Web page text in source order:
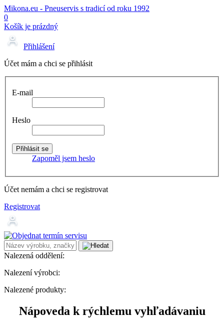
Mikona.eu - Pneuservis s tradicí od roku 1992
0
Košík je prázdný
Přihlášení
Účet mám a chci se přihlásit
E-mail
Heslo
Zapoměl jsem heslo
Účet nemám a chci se registrovat
Registrovat
Nalezená oddělení:
Nalezení výrobci:
Nalezené produkty:
Nápoveda k rýchlemu vyhľadávaniu